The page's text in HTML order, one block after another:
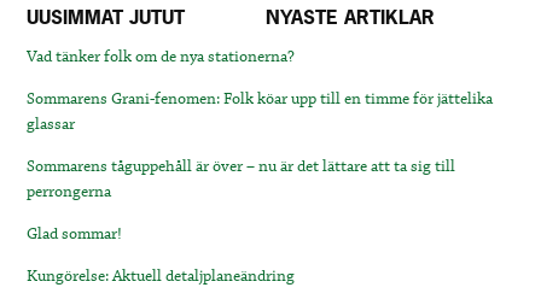
UUSIMMAT JUTUT NYASTE ARTIKLAR
Vad tänker folk om de nya stationerna?
Sommarens Grani-fenomen: Folk köar upp till en timme för jättelika
glassar
Sommarens tåguppehåll är över – nu är det lättare att ta sig till
perrongerna
Glad sommar!
Kungörelse: Aktuell detaljplaneändring